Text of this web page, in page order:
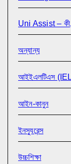
Uni Assist – কী,
অন্যান্য
আইইএলটিএস
আইন-কানুন
ইনস্যুরেন্স
উচ্চশিক্ষা